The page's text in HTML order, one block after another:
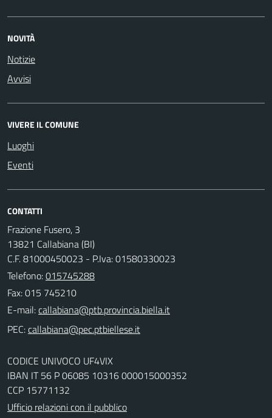
NOVITÀ
Notizie
Avvisi
VIVERE IL COMUNE
Luoghi
Eventi
CONTATTI
Frazione Fusero, 3
13821 Callabiana (BI)
C.F. 81000450023 - P.Iva: 01580330023
Telefono:015745288
Fax: 015 745210
E-mail:
PEC:
CODICE UNIVOCO UF4VIX
IBAN IT 56 P 06085 10316 000015000352
CCP 15771132
Ufficio relazioni con il pubblico